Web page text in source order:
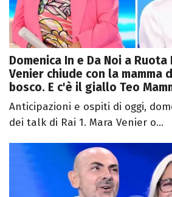
Domenica In e Da Noi a Ruota
Venier chiude con la mamma
bosco. E c'è il giallo Teo
Anticipazioni e ospiti di oggi,
dei talk di Rai 1. Mara Venier o...